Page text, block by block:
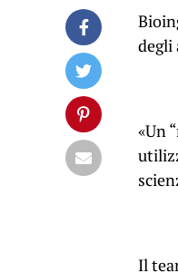
degli
«Un
Il